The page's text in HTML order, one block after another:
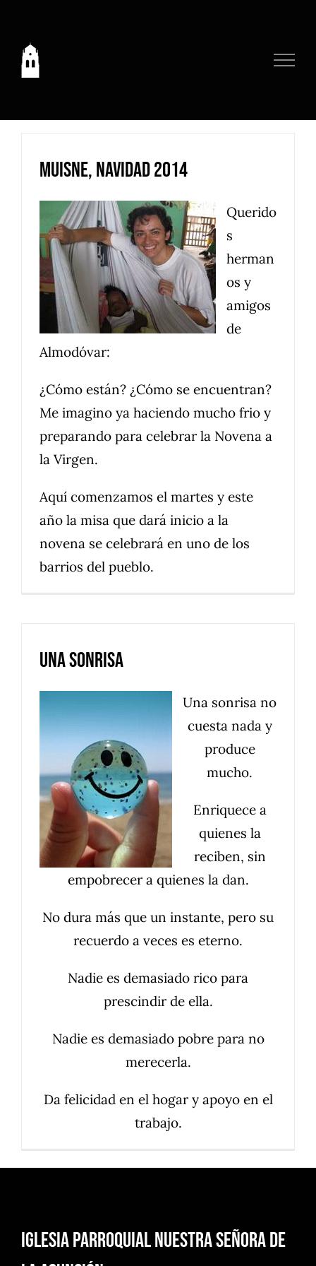
contenido
Muisne, Navidad 2014
Querido
s
herman
os y
amigos
de
Almodóvar:
¿Cómo están? ¿Cómo se encuentran?
Me imagino ya haciendo mucho frio y
preparando para celebrar la Novena a
la Virgen.
Aquí comenzamos el martes y este
año la misa que dará inicio a la
novena se celebrará en uno de los
barrios del pueblo.
Una sonrisa
Una sonrisa no
cuesta nada y
produce
mucho.
Enriquece a
quienes la
reciben, sin
empobrecer a quienes la dan.
No dura más que un instante, pero su
recuerdo a veces es eterno.
Nadie es demasiado rico para
prescindir de ella.
Nadie es demasiado pobre para no
merecerla.
Da felicidad en el hogar y apoyo en el
trabajo.
Iglesia Parroquial Nuestra Señora de